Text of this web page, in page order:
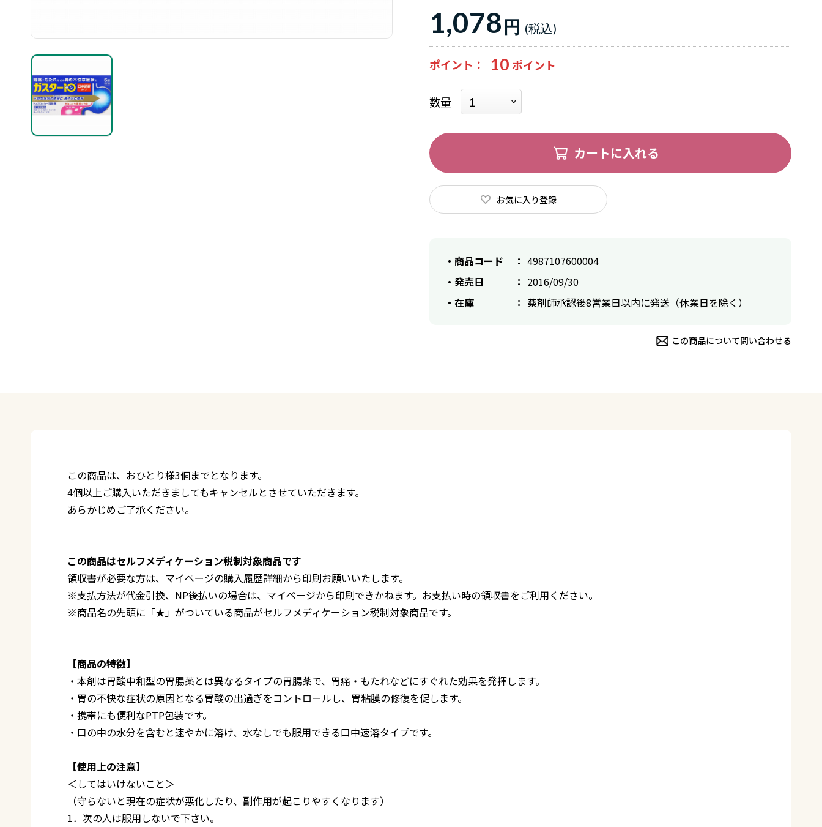
1,078 円
ポイント 10
数量
カートに入れる
お気に入り登録
商品コード
4987107600004
発売日
2016/09/30
在庫
薬剤師承認後8営業日以内に発送（休業日を除く）
この商品について問い合わせる
この商品は、おひとり様3個までとなります。
4個以上ご購入いただきましてもキャンセルとさせていただきます。
あらかじめご了承ください。
この商品はセルフメディケーション税制対象商品です
領収書が必要な方は、マイページの購入履歴詳細から印刷お願いいたします。
※支払方法が代金引換、NP後払いの場合は、マイページから印刷できかねます。お支払い時の領収書をご利用ください。
※商品名の先頭に「★」がついている商品がセルフメディケーション税制対象商品です。
【商品の特徴】
・本剤は胃酸中和型の胃腸薬とは異なるタイプの胃腸薬で、胃痛・もたれなどにすぐれた効果を発揮します。
・胃の不快な症状の原因となる胃酸の出過ぎをコントロールし、胃粘膜の修復を促します。
・携帯にも便利なPTP包装です。
・口の中の水分を含むと速やかに溶け、水なしでも服用できる口中速溶タイプです。
【使用上の注意】
＜してはいけないこと＞
（守らないと現在の症状が悪化したり、副作用が起こりやすくなります）
1．次の人は服用しないで下さい。